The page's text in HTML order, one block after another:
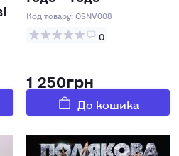
Код товару:OSNV008
0
1 250грн
До кошика